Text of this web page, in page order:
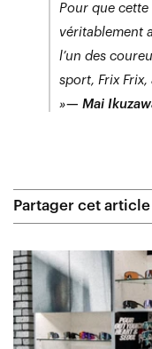
Pour que
véritablement
l’un des
sport, Frix
»— Mai
Partager cet article